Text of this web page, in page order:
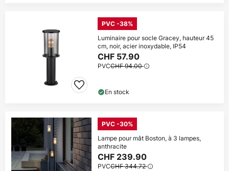
PVC -38%
Luminaire pour socle Gracey, hauteur 45
cm, noir, acier inoxydable, IP54
CHF 57.90
PVCCHF 94.00
En stock
PVC -30%
Lampe pour mât Boston, à 3 lampes,
anthracite
CHF 239.90
PVCCHF 344.72